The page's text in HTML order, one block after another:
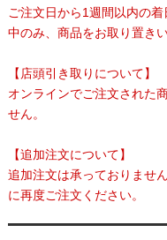
ご注文日から1週間以内の
中のみ、商品をお取り置き
【店頭引き取りについて】
オンラインでご注文された
せん。
【追加注文について】
追加注文は承っておりませ
に再度ご注文ください。